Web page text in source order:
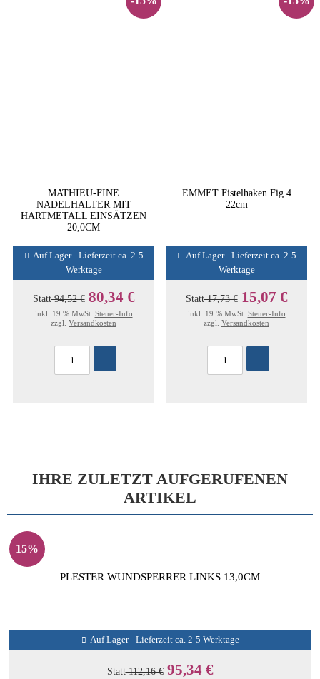
MATHIEU-FINE
NADELHALTER MIT
HARTMETALL EINSÄTZEN
20,0CM
Auf Lager - Lieferzeit ca. 2-5
Werktage
Statt94,52 € 80,34 €
inkl. 19 % MwSt. Steuer-Info
zzgl. Versandkosten
EMMET Fistelhaken Fig.4
22cm
Auf Lager - Lieferzeit ca. 2-5
Werktage
Statt17,73 € 15,07 €
inkl. 19 % MwSt. Steuer-Info
zzgl. Versandkosten
IHRE ZULETZT AUFGERUFENEN
ARTIKEL
15%
PLESTER WUNDSPERRER LINKS 13,0CM
Auf Lager - Lieferzeit ca. 2-5 Werktage
Statt112,16 € 95,34 €